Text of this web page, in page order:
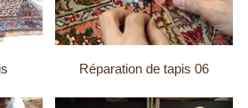
Réparation de tapis 06